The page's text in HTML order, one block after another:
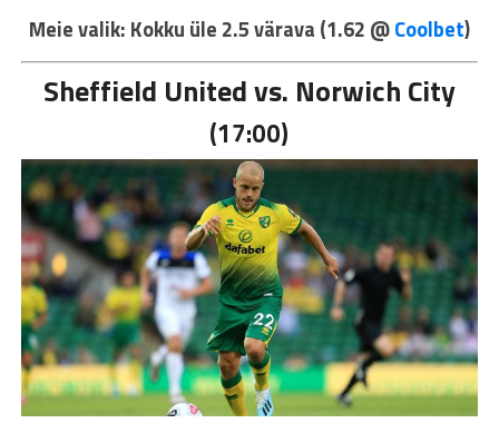
Meie valik: Kokku üle 2.5 värava (1.62 @Coolbet)
Sheffield United vs. Norwich City
(17:00)